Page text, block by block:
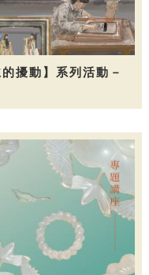
擾動】系列活動－